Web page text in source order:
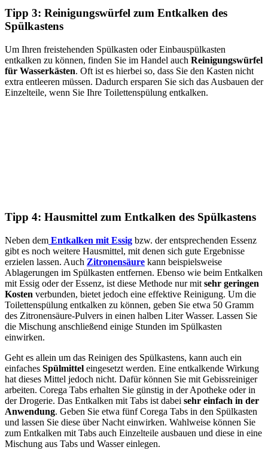
Tipp 3: Reinigungswürfel zum Entkalken des
Spülkastens
Um Ihren freistehenden Spülkasten oder Einbauspülkasten
entkalken zu können, finden Sie im Handel auch Reinigungswürfel
für Wasserkästen. Oft ist es hierbei so, dass Sie den Kasten nicht
extra entleeren müssen. Dadurch ersparen Sie sich das Ausbauen der
Einzelteile, wenn Sie Ihre Toilettenspülung entkalken.
Tipp 4: Hausmittel zum Entkalken des Spülkastens
Neben dem Entkalken mit Essig bzw. der entsprechenden Essenz
gibt es noch weitere Hausmittel, mit denen sich gute Ergebnisse
erzielen lassen. Auch Zitronensäure kann beispielsweise
Ablagerungen im Spülkasten entfernen. Ebenso wie beim Entkalken
mit Essig oder der Essenz, ist diese Methode nur mit sehr geringen
Kosten verbunden, bietet jedoch eine effektive Reinigung. Um die
Toilettenspülung entkalken zu können, geben Sie etwa 50 Gramm
des Zitronensäure-Pulvers in einen halben Liter Wasser. Lassen Sie
die Mischung anschließend einige Stunden im Spülkasten
einwirken.
Geht es allein um das Reinigen des Spülkastens, kann auch ein
einfaches Spülmittel eingesetzt werden. Eine entkalkende Wirkung
hat dieses Mittel jedoch nicht. Dafür können Sie mit Gebissreiniger
arbeiten. Corega Tabs erhalten Sie günstig in der Apotheke oder in
der Drogerie. Das Entkalken mit Tabs ist dabei sehr einfach in der
Anwendung. Geben Sie etwa fünf Corega Tabs in den Spülkasten
und lassen Sie diese über Nacht einwirken. Wahlweise können Sie
zum Entkalken mit Tabs auch Einzelteile ausbauen und diese in eine
Mischung aus Tabs und Wasser einlegen.